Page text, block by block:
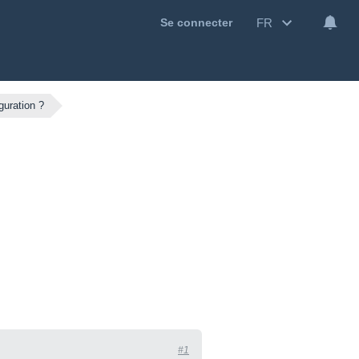
Se connecter FR
?
#1